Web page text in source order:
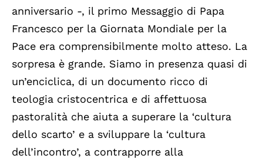
anniversario -, il primo Messaggio di Papa
Francesco per la Giornata Mondiale per la
Pace era comprensibilmente molto atteso. La
sorpresa è grande. Siamo in presenza quasi di
un’enciclica, di un documento ricco di
teologia cristocentrica e di affettuosa
pastoralità che aiuta a superare la ‘cultura
dello scarto’ e a sviluppare la ‘cultura
dell’incontro’, a contrapporre alla